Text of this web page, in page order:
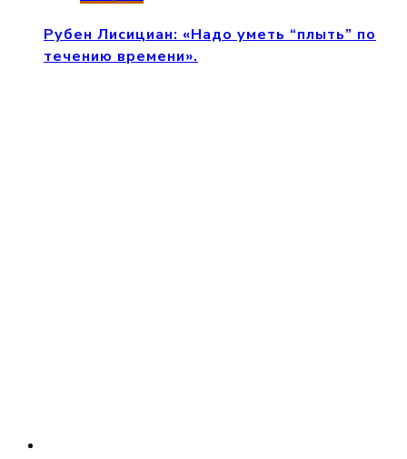
Рубен Лисициан: «Надо уметь “плыть” по
течению времени».